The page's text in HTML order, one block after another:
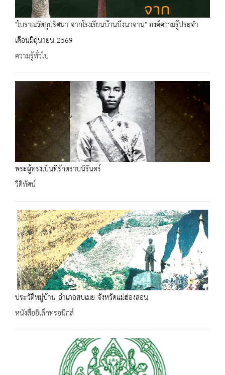
"โบราณวัตถุปริศนา จากโรงเรียนบ้านบึงนาจาน" องค์ความรู้ประจำ
เดือนมิถุนายน 2569
ความรู้ทั่วไป
พระผู้ทรงเป็นที่รักตราบนิรันดร์
วีดิทัศน์
ประวัติหมู่บ้าน อำเภอสบเมย จังหวัดแม่ฮ่องสอน
หนังสืออิเล็กทรอนิกส์